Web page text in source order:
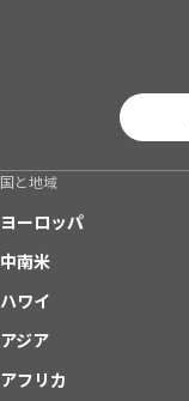
国と地域
ヨーロッパ
中南米
ハワイ
アジア
アフリカ